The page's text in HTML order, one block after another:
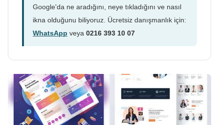
Google'da ne aradığını, neye tıkladığını ve nasıl
ikna olduğunu biliyoruz. Ücretsiz danışmanlık için:
WhatsApp veya 0216 393 10 07